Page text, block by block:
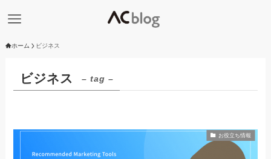
ホーム ビジネス
ビジネス – tag –
お役立ち情報